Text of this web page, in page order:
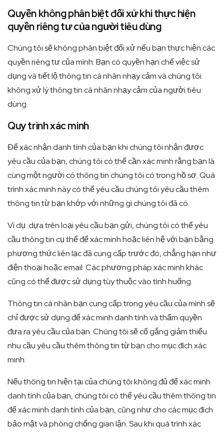
Quyền không phân biệt đối xử khi thực hiện
quyền riêng tư của người tiêu dùng
Chúng tôi sẽ không phân biệt đối xử nếu bạn thực hiện các
quyền riêng tư của mình. Bạn có quyền hạn chế việc sử
dụng và tiết lộ thông tin cá nhân nhạy cảm và chúng tôi
không xử lý thông tin cá nhân nhạy cảm của người tiêu
dùng.
Quy trình xác minh
Để xác nhận danh tính của bạn khi chúng tôi nhận được
yêu cầu của bạn, chúng tôi có thể cần xác minh rằng bạn là
cùng một người có thông tin chúng tôi có trong hồ sơ. Quá
trình xác minh này có thể yêu cầu chúng tôi yêu cầu thêm
thông tin từ bạn khớp với những gì chúng tôi đã có.
Ví dụ: dựa trên loại yêu cầu bạn gửi, chúng tôi có thể yêu
cầu thông tin cụ thể để xác minh hoặc liên hệ với bạn bằng
phương thức liên lạc đã cung cấp trước đó, chẳng hạn như
điện thoại hoặc email. Các phương pháp xác minh khác
cũng có thể được sử dụng tùy thuộc vào tình huống.
Thông tin cá nhân bạn cung cấp trong yêu cầu của mình sẽ
chỉ được sử dụng để xác minh danh tính và thẩm quyền
đưa ra yêu cầu của bạn. Chúng tôi sẽ cố gắng giảm thiểu
nhu cầu yêu cầu thêm thông tin từ bạn cho mục đích xác
minh.
Nếu thông tin hiện tại của chúng tôi không đủ để xác minh
danh tính của bạn, chúng tôi có thể yêu cầu thêm thông tin
để xác minh danh tính của bạn, cũng như cho các mục đích
bảo mật và phòng chống gian lận. Sau khi quá trình xác